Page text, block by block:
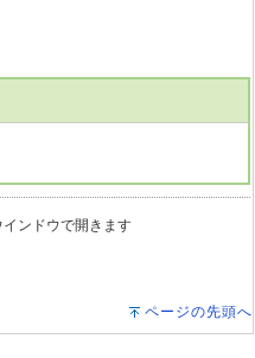
ンドウで開きます
ページの先頭へ